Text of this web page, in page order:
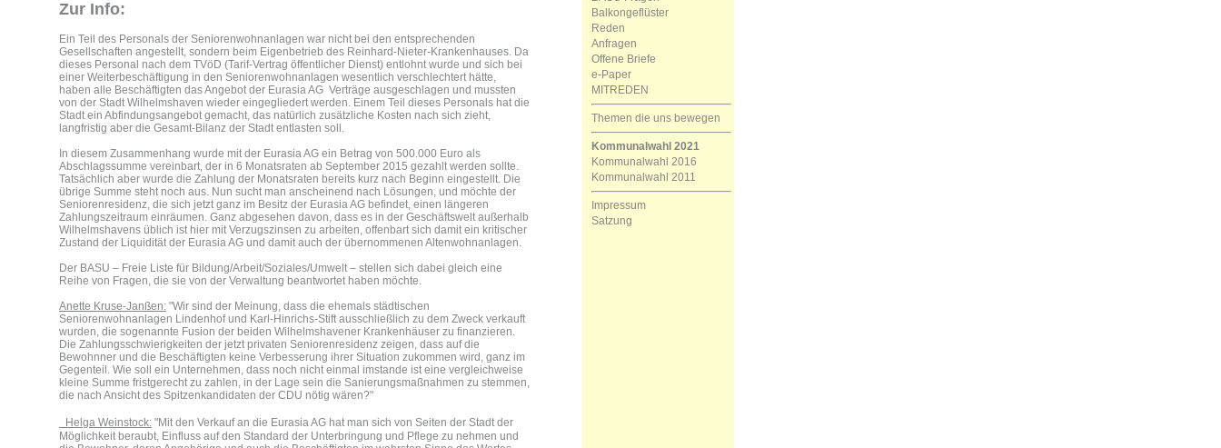
Zur Info:
Ein Teil des Personals der Seniorenwohnanlagen war nicht bei den entsprechenden
Gesellschaften angestellt, sondern beim Eigenbetrieb des Reinhard-Nieter-Krankenhauses. Da
dieses Personal nach dem TVöD (Tarif-Vertrag öffentlicher Dienst) entlohnt wurde und sich bei
einer Weiterbeschäftigung in den Seniorenwohnanlagen wesentlich verschlechtert hätte,
haben alle Beschäftigten das Angebot der Eurasia AG Verträge ausgeschlagen und mussten
von der Stadt Wilhelmshaven wieder eingegliedert werden. Einem Teil dieses Personals hat die
Stadt ein Abfindungsangebot gemacht, das natürlich zusätzliche Kosten nach sich zieht,
langfristig aber die Gesamt-Bilanz der Stadt entlasten soll.
In diesem Zusammenhang wurde mit der Eurasia AG ein Betrag von 500.000 Euro als
Abschlagssumme vereinbart, der in 6 Monatsraten ab September 2015 gezahlt werden sollte.
Tatsächlich aber wurde die Zahlung der Monatsraten bereits kurz nach Beginn eingestellt. Die
übrige Summe steht noch aus. Nun sucht man anscheinend nach Lösungen, und möchte der
Seniorenresidenz, die sich jetzt ganz im Besitz der Eurasia AG befindet, einen längeren
Zahlungszeitraum einräumen. Ganz abgesehen davon, dass es in der Geschäftswelt außerhalb
Wilhelmshavens üblich ist hier mit Verzugszinsen zu arbeiten, offenbart sich damit ein kritischer
Zustand der Liquidität der Eurasia AG und damit auch der übernommenen Altenwohnanlagen.
Der BASU – Freie Liste für Bildung/Arbeit/Soziales/Umwelt – stellen sich dabei gleich eine
Reihe von Fragen, die sie von der Verwaltung beantwortet haben möchte.
Anette Kruse-Janßen: "Wir sind der Meinung, dass die ehemals städtischen
Seniorenwohnanlagen Lindenhof und Karl-Hinrichs-Stift ausschließlich zu dem Zweck verkauft
wurden, die sogenannte Fusion der beiden Wilhelmshavener Krankenhäuser zu finanzieren.
Die Zahlungsschwierigkeiten der jetzt privaten Seniorenresidenz zeigen, dass auf die
Bewohnner und die Beschäftigten keine Verbesserung ihrer Situation zukommen wird, ganz im
Gegenteil. Wie soll ein Unternehmen, dass noch nicht einmal imstande ist eine vergleichweise
kleine Summe fristgerecht zu zahlen, in der Lage sein die Sanierungsmaßnahmen zu stemmen,
die nach Ansicht des Spitzenkandidaten der CDU nötig wären?"
Hel ga Weinstock: "Mit den Verkauf an die Eurasia AG hat man sich von Seiten der Stadt der
Möglichkeit beraubt, Einfluss auf den Standard der Unterbringung und Pflege zu nehmen und
Balkongeflüster
Reden
Anfragen
Offene Briefe
e-Paper
MITREDEN
Themen die uns bewegen
Kommunalwahl 2021
Kommunalwahl 2016
Kommunalwahl 2011
Impressum
Satzung